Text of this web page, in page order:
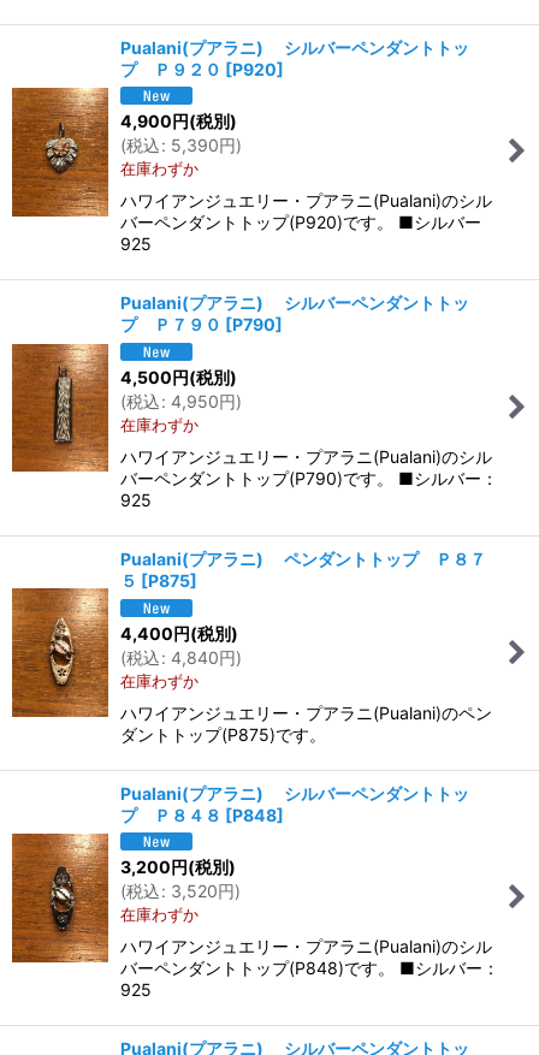
Pualani(プアラニ) シルバーペンダントトッ
プ Ｐ９２０ [P920]
4,900円(税別)
(税込: 5,390円)
在庫わずか
ハワイアンジュエリー・プアラニ(Pualani)のシル
バーペンダントトップ(P920)です。 ■シルバー
925
Pualani(プアラニ) シルバーペンダントトッ
プ Ｐ７９０ [P790]
4,500円(税別)
(税込: 4,950円)
在庫わずか
ハワイアンジュエリー・プアラニ(Pualani)のシル
バーペンダントトップ(P790)です。 ■シルバー：
925
Pualani(プアラニ) ペンダントトップ Ｐ８７
５ [P875]
4,400円(税別)
(税込: 4,840円)
在庫わずか
ハワイアンジュエリー・プアラニ(Pualani)のペン
ダントトップ(P875)です。
Pualani(プアラニ) シルバーペンダントトッ
プ Ｐ８４８ [P848]
3,200円(税別)
(税込: 3,520円)
在庫わずか
ハワイアンジュエリー・プアラニ(Pualani)のシル
バーペンダントトップ(P848)です。 ■シルバー：
925
Pualani(プアラニ) シルバーペンダントトッ